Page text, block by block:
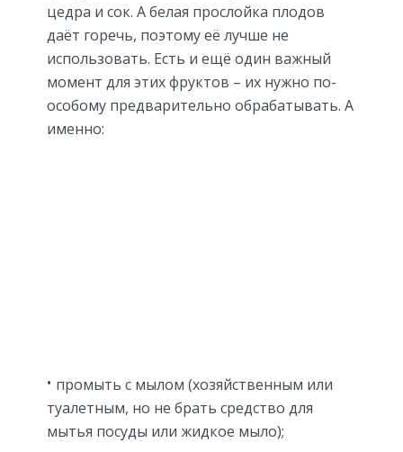
цедра и сок. А белая прослойка плодов
даёт горечь, поэтому её лучше не
использовать. Есть и ещё один важный
момент для этих фруктов – их нужно по-
особому предварительно обрабатывать. А
именно:
промыть с мылом (хозяйственным или
туалетным, но не брать средство для
мытья посуды или жидкое мыло);